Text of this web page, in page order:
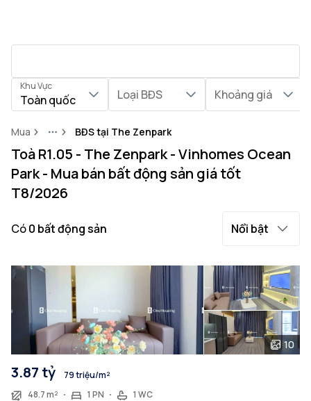
Khu Vực
Toàn quốc Loại BĐS Khoảng giá
Mua MoreBĐS tại The Zenpark
Toà R1.05 - The Zenpark - Vinhomes Ocean
Park - Mua bán bất động sản giá tốt
T8/2026
Có0 bất động sản Nổi bật
10
3.87 tỷ
79 triệu/m²
48.7 m²
1 PN 1 WC